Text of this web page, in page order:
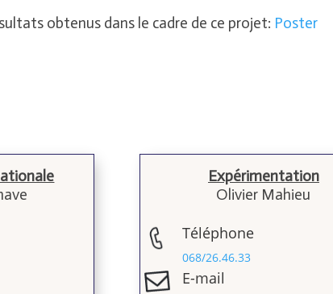
obtenus dans le cadre de ce projet: Poster
Expérimentation
Olivier Mahieu
Téléphone
068/26.46.33
E-mail